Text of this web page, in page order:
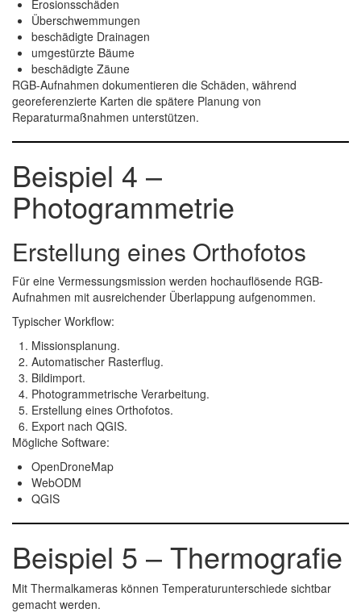
Erosionsschäden
Überschwemmungen
beschädigte Drainagen
umgestürzte Bäume
beschädigte Zäune
RGB-Aufnahmen dokumentieren die Schäden, während
georeferenzierte Karten die spätere Planung von
Reparaturmaßnahmen unterstützen.
Beispiel 4 –
Photogrammetrie
Erstellung eines Orthofotos
Für eine Vermessungsmission werden hochauflösende RGB-
Aufnahmen mit ausreichender Überlappung aufgenommen.
Typischer Workflow:
Missionsplanung.
Automatischer Rasterflug.
Bildimport.
Photogrammetrische Verarbeitung.
Erstellung eines Orthofotos.
Export nach QGIS.
Mögliche Software:
OpenDroneMap
WebODM
QGIS
Beispiel 5 – Thermografie
Mit Thermalkameras können Temperaturunterschiede sichtbar
gemacht werden.